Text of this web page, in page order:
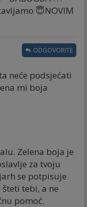
😇NOVIM
neće podsjećati
mi boja
ODGOVORITE
Zelena boja je
za tvoju
se potpisuje
tebi, a ne
pomoć.